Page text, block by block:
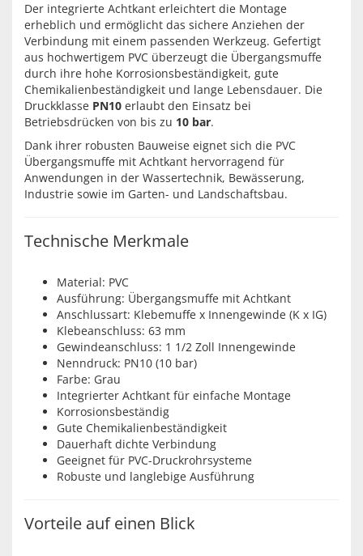
Der integrierte Achtkant erleichtert die Montage
erheblich und ermöglicht das sichere Anziehen der
Verbindung mit einem passenden Werkzeug. Gefertigt
aus hochwertigem PVC überzeugt die Übergangsmuffe
durch ihre hohe Korrosionsbeständigkeit, gute
Chemikalienbeständigkeit und lange Lebensdauer. Die
Druckklasse PN10 erlaubt den Einsatz bei
Betriebsdrücken von bis zu 10 bar.
Dank ihrer robusten Bauweise eignet sich die PVC
Übergangsmuffe mit Achtkant hervorragend für
Anwendungen in der Wassertechnik, Bewässerung,
Industrie sowie im Garten- und Landschaftsbau.
Technische Merkmale
Material: PVC
Ausführung: Übergangsmuffe mit Achtkant
Anschlussart: Klebemuffe x Innengewinde (K x IG)
Klebeanschluss: 63 mm
Gewindeanschluss: 1 1/2 Zoll Innengewinde
Nenndruck: PN10 (10 bar)
Farbe: Grau
Integrierter Achtkant für einfache Montage
Korrosionsbeständig
Gute Chemikalienbeständigkeit
Dauerhaft dichte Verbindung
Geeignet für PVC-Druckrohrsysteme
Robuste und langlebige Ausführung
Vorteile auf einen Blick